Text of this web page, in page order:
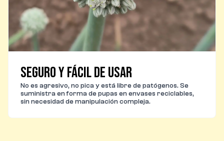
Seguro y fácil de usar
No es agresivo, no pica y está libre de patógenos. Se
suministra en forma de pupas en envases reciclables,
sin necesidad de manipulación compleja.